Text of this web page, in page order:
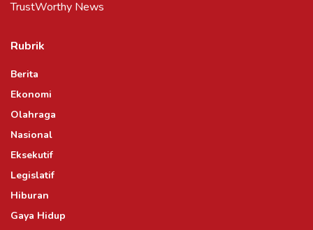
TrustWorthy News
Rubrik
Berita
Ekonomi
Olahraga
Nasional
Eksekutif
Legislatif
Hiburan
Gaya Hidup